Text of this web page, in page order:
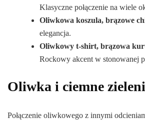
Klasyczne połączenie na wiele
Oliwkowa koszula, brązowe
elegancja.
Oliwkowy t-shirt, brązowa
Rockowy akcent w stonowanej
Oliwka i ciemne
Połączenie oliwkowego z innymi